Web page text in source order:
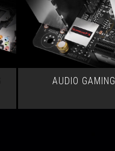
capacidad
de
overclock
tarjeta
AUDIO GAMING